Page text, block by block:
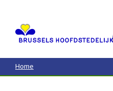
contenu
principal
Home